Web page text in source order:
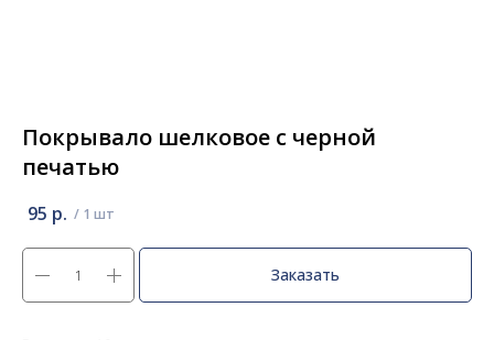
Покрывало шелковое с черной
печатью
95 р.
Заказать